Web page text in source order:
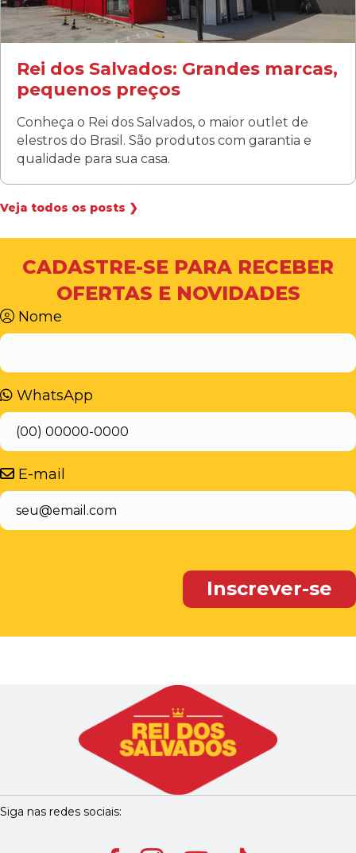
(41) 3411-1754
(41) 99249-4620
Rei dos Salvados: Grandes marcas,
pequenos preços
Conheça o Rei dos Salvados, o maior outlet de
elestros do Brasil. São produtos com garantia e
qualidade para sua casa.
Veja todos os posts ❯
CADASTRE-SE PARA RECEBER
OFERTAS E NOVIDADES
Nome
WhatsApp
E-mail
Siga nas redes sociais: